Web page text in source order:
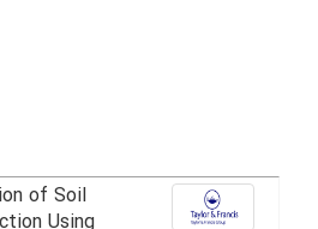
of Soil
Using